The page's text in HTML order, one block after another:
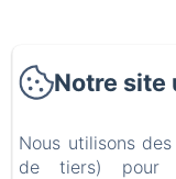
Notre site
Nous utilisons
de tiers) pour